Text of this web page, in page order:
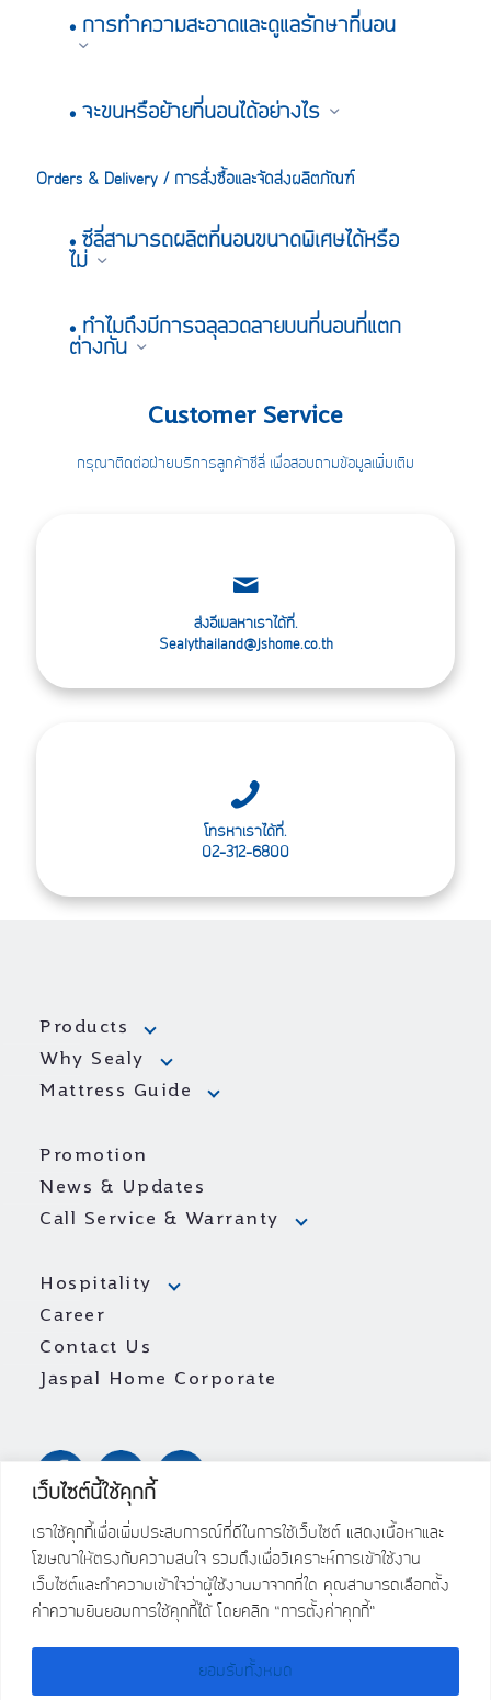
เว็บไซต์นี้ใช้คุกกี้
เราใช้คุกกี้เพื่อเพิ่มประสบการณ์ที่ดีในการใช้เว็บไซต์ แสดงเนื้อหาและ
โฆษณาให้ตรงกับความสนใจ รวมถึงเพื่อวิเคราะห์การเข้าใช้งาน
เว็บไซต์และทำความเข้าใจว่าผู้ใช้งานมาจากที่ใด คุณสามารถเลือกตั้ง
ค่าความยินยอมการใช้คุกกี้ได้ โดยคลิก “การตั้งค่าคุกกี้”
ยอมรับทั้งหมด
• การทำความสะอาดและดูแลรักษาที่นอน
• จะขนหรือย้ายที่นอนได้อย่างไร
Orders & Delivery / การสั่งซื้อและจัดส่งผลิตภัณฑ์
• ซีลี่สามารถผลิตที่นอนขนาดพิเศษได้หรือ
ไม่
• ทำไมถึงมีการฉลุลวดลายบนที่นอนที่แตก
ต่างกัน
Customer Service
กรุณาติดต่อฝ่ายบริการลูกค้าซีลี่ เพื่อสอบถามข้อมูลเพิ่มเติม
ส่งอีเมลหาเราได้ที่.
Sealythailand@jshome.co.th
โทรหาเราได้ที่.
02-312-6800
Products
Why Sealy
Mattress Guide
Promotion
News & Updates
Call Service & Warranty
Hospitality
Career
Contact Us
Jaspal Home Corporate